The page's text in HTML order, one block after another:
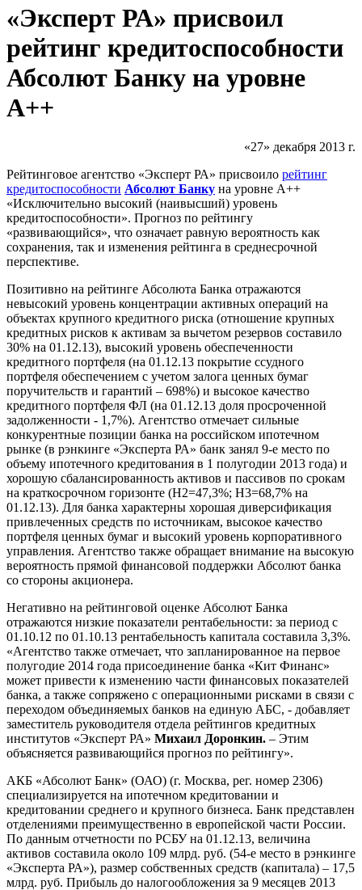
«Эксперт РА» присвоил
рейтинг кредитоспособности
Абсолют Банку на уровне
А++
«27» декабря 2013 г.
Рейтинговое агентство «Эксперт РА» присвоило рейтинг
кредитоспособности Абсолют Банку на уровне А++
«Исключительно высокий (наивысший) уровень
кредитоспособности». Прогноз по рейтингу
«развивающийся», что означает равную вероятность как
сохранения, так и изменения рейтинга в среднесрочной
перспективе.
Позитивно на рейтинге Абсолюта Банка отражаются
невысокий уровень концентрации активных операций на
объектах крупного кредитного риска (отношение крупных
кредитных рисков к активам за вычетом резервов составило
30% на 01.12.13), высокий уровень обеспеченности
кредитного портфеля (на 01.12.13 покрытие ссудного
портфеля обеспечением с учетом залога ценных бумаг
поручительств и гарантий – 698%) и высокое качество
кредитного портфеля ФЛ (на 01.12.13 доля просроченной
задолженности - 1,7%). Агентство отмечает сильные
конкурентные позиции банка на российском ипотечном
рынке (в рэнкинге «Эксперта РА» банк занял 9-е место по
объему ипотечного кредитования в 1 полугодии 2013 года) и
хорошую сбалансированность активов и пассивов по срокам
на краткосрочном горизонте (Н2=47,3%; Н3=68,7% на
01.12.13). Для банка характерны хорошая диверсификация
привлеченных средств по источникам, высокое качество
портфеля ценных бумаг и высокий уровень корпоративного
управления. Агентство также обращает внимание на высокую
вероятность прямой финансовой поддержки Абсолют банка
со стороны акционера.
Негативно на рейтинговой оценке Абсолют Банка
отражаются низкие показатели рентабельности: за период с
01.10.12 по 01.10.13 рентабельность капитала составила 3,3%.
«Агентство также отмечает, что запланированное на первое
полугодие 2014 года присоединение банка «Кит Финанс»
может привести к изменению части финансовых показателей
банка, а также сопряжено с операционными рисками в связи с
переходом объединяемых банков на единую АБС, - добавляет
заместитель руководителя отдела рейтингов кредитных
институтов «Эксперт РА» Михаил Доронкин. – Этим
объясняется развивающийся прогноз по рейтингу».
АКБ «Абсолют Банк» (ОАО) (г. Москва, рег. номер 2306)
специализируется на ипотечном кредитовании и
кредитовании среднего и крупного бизнеса. Банк представлен
отделениями преимущественно в европейской части России.
По данным отчетности по РСБУ на 01.12.13, величина
активов составила около 109 млрд. руб. (54-е место в рэнкинге
«Эксперта РА»), размер собственных средств (капитала) – 17,5
млрд. руб. Прибыль до налогообложения за 9 месяцев 2013